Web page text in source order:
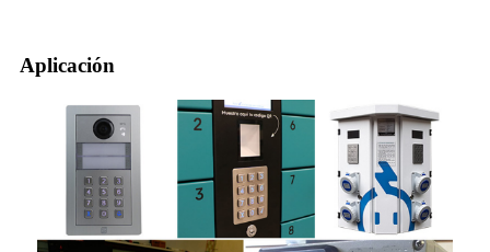
Aplicación